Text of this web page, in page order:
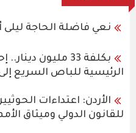
نعي فاضلة الحاجة ليلى
بكلفة 33 مليون
الرئيسية للباص السريع
الأردن: اعتداءات
للقانون الدولي وميثاق